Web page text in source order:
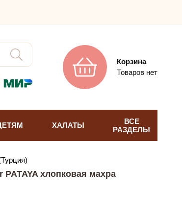
Корзина
Товаров нет
ХАЛАТЫ
ВСЕ
РАЗДЕЛЫ
хлопковая махра